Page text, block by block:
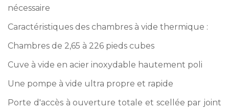
nécessaire
Caractéristiques des chambres à vide thermique :
Chambres de 2,65 à 226 pieds cubes
Cuve à vide en acier inoxydable hautement poli
Une pompe à vide ultra propre et rapide
Porte d'accès à ouverture totale et scellée par joint